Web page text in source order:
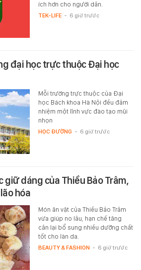
ích hơn cho người dân.
TEK-LIFE - 6 giờ trước
đại học trực thuộc Đại học
Mỗi trường trực thuộc của Đại
học Bách khoa Hà Nội đều đảm
nhiệm một lĩnh vực đào tạo mũi
nhọn
HỌC ĐƯỜNG - 6 giờ trước
dáng của Thiều Bảo Trâm,
hóa
Món ăn vặt của Thiều Bảo Trâm
vừa giúp no lâu, hạn chế tăng
cân lại bổ sung nhiều dưỡng chất
tốt cho làn da.
BEAUTY & FASHION - 6 giờ trước